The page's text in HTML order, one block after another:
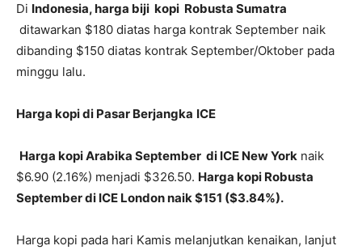
Di Indonesia, harga biji kopi Robusta Sumatra
ditawarkan $180 diatas harga kontrak September naik
dibanding $150 diatas kontrak September/Oktober pada
minggu lalu.
Harga kopi di Pasar Berjangka ICE
Harga kopi Arabika September di ICE New York naik
$6.90 (2.16%) menjadi $326.50. Harga kopi Robusta
September di ICE London naik $151 ($3.84%).
Harga kopi pada hari Kamis melanjutkan kenaikan, lanjut